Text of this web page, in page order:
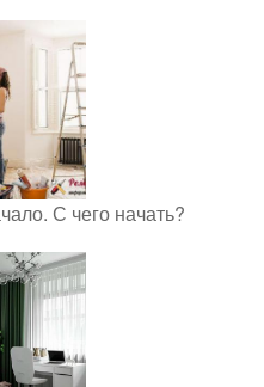
С чего начать?